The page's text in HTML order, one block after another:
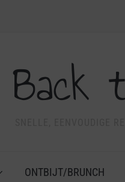
Back
ONTBIJT/BRUNCH